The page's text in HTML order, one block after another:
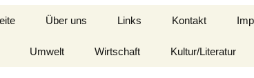
Über uns Links Kontakt
Umwelt Wirtschaft Kultur/Literatur